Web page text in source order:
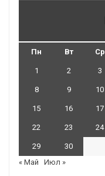
Пн Вт Ср
1 2 3
8 9 10
15 16 17
22 23 24
29
30
« Май
Июл »